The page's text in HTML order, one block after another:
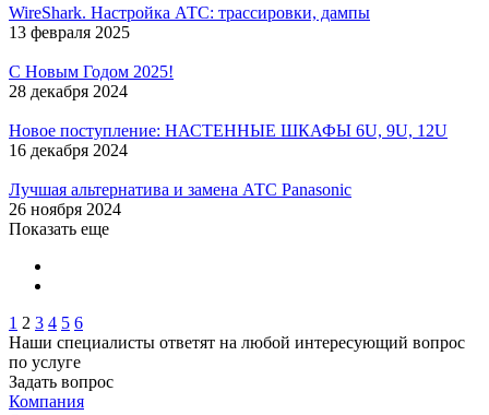
WireShark. Настройка АТС: трассировки, дампы
13 февраля 2025
С Новым Годом 2025!
28 декабря 2024
Новое поступление: НАСТЕННЫЕ ШКАФЫ 6U, 9U, 12U
16 декабря 2024
Лучшая альтернатива и замена АТС Panasonic
26 ноября 2024
Показать еще
1 2 3 4 5 6
Наши специалисты ответят на любой интересующий вопрос
по услуге
Задать вопрос
Компания